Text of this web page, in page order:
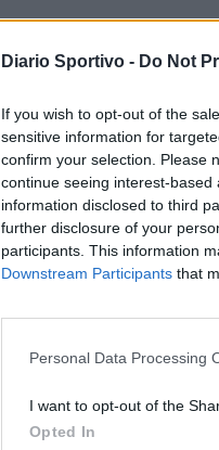
Diario Sportivo - Do Not
If you wish to opt-out of the
sensitive information for
confirm your selection. Please
continue seeing interest-
information disclosed to third
further disclosure of your
participants. This information
Downstream Participants that
Personal Data Processing
I want to opt-out of the
Opted In